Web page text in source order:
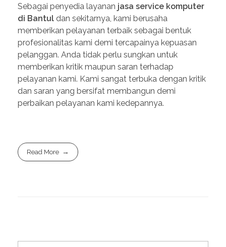
Sebagai penyedia layanan jasa service komputer
di Bantul dan sekitarnya, kami berusaha
memberikan pelayanan terbaik sebagai bentuk
profesionalitas kami demi tercapainya kepuasan
pelanggan. Anda tidak perlu sungkan untuk
memberikan kritik maupun saran terhadap
pelayanan kami. Kami sangat terbuka dengan kritik
dan saran yang bersifat membangun demi
perbaikan pelayanan kami kedepannya.
Read More